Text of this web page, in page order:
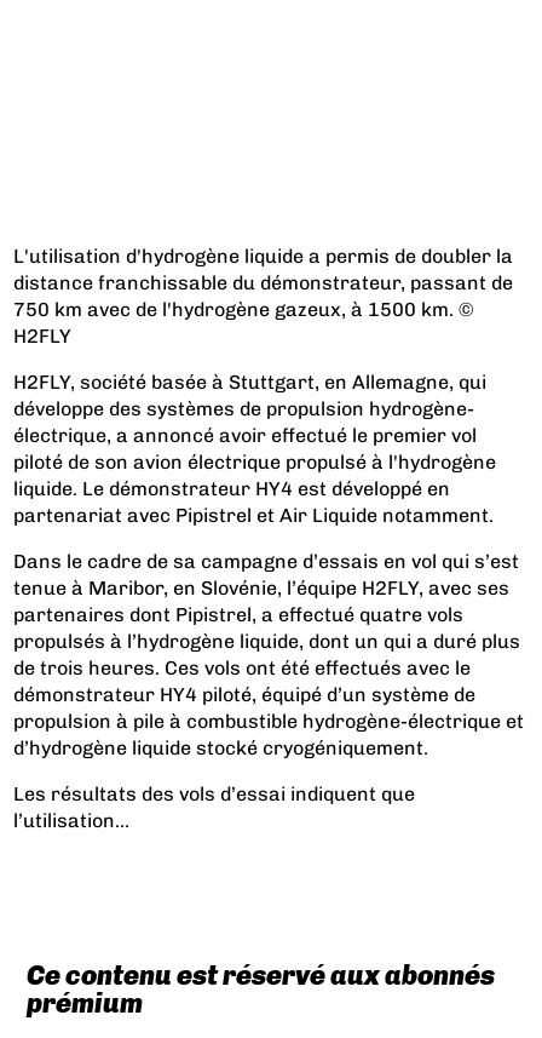
L'utilisation d'hydrogène liquide a permis de doubler la
distance franchissable du démonstrateur, passant de
750 km avec de l'hydrogène gazeux, à 1500 km. ©
H2FLY
H2FLY, société basée à Stuttgart, en Allemagne, qui
développe des systèmes de propulsion hydrogène-
électrique, a annoncé avoir effectué le premier vol
piloté de son avion électrique propulsé à l'hydrogène
liquide. Le démonstrateur HY4 est développé en
partenariat avec Pipistrel et Air Liquide notamment.
Dans le cadre de sa campagne d’essais en vol qui s’est
tenue à Maribor, en Slovénie, l’équipe H2FLY, avec ses
partenaires dont Pipistrel, a effectué quatre vols
propulsés à l’hydrogène liquide, dont un qui a duré plus
de trois heures. Ces vols ont été effectués avec le
démonstrateur HY4 piloté, équipé d’un système de
propulsion à pile à combustible hydrogène-électrique et
d’hydrogène liquide stocké cryogéniquement.
Les résultats des vols d’essai indiquent que
l’utilisation...
Ce contenu est réservé aux abonnés
prémium